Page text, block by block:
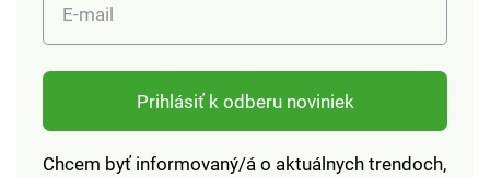
E-mail
Prihlásiť k odberu noviniek
Chcem byť informovaný/á o aktuálnych trendoch,